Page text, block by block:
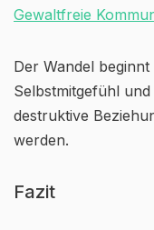
Gewaltfreie
Der Wandel
Selbstmitgefühl
destruktive
werden.
Fazit